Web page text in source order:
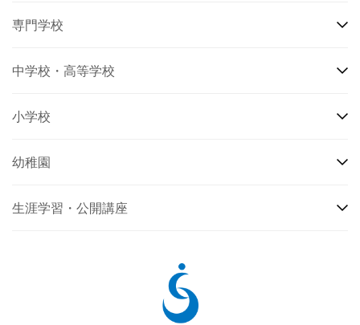
専門学校
中学校・高等学校
小学校
幼稚園
生涯学習・公開講座